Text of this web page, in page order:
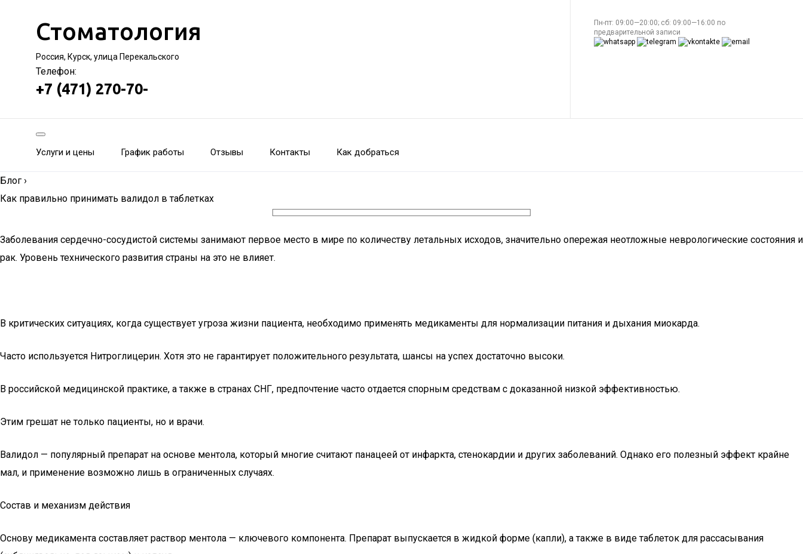
Стоматология
Россия, Курск, улица Перекальского
Телефон:
+7 (471) 270-70-
Пн-пт: 09:00—20:00; сб: 09:00—16:00 по
предварительной записи
Услуги и цены График работы Отзывы Контакты Как добраться
Блог ›
Как правильно принимать валидол в таблетках
Заболевания сердечно-сосудистой системы занимают первое место в мире по количеству летальных исходов, значительно опережая неотложные неврологические состояния и
рак. Уровень технического развития страны на это не влияет.
В критических ситуациях, когда существует угроза жизни пациента, необходимо применять медикаменты для нормализации питания и дыхания миокарда.
Часто используется Нитроглицерин. Хотя это не гарантирует положительного результата, шансы на успех достаточно высоки.
В российской медицинской практике, а также в странах СНГ, предпочтение часто отдается спорным средствам с доказанной низкой эффективностью.
Этим грешат не только пациенты, но и врачи.
Валидол — популярный препарат на основе ментола, который многие считают панацеей от инфаркта, стенокардии и других заболеваний. Однако его полезный эффект крайне
мал, и применение возможно лишь в ограниченных случаях.
Состав и механизм действия
Основу медикамента составляет раствор ментола — ключевого компонента. Препарат выпускается в жидкой форме (капли), а также в виде таблеток для рассасывания